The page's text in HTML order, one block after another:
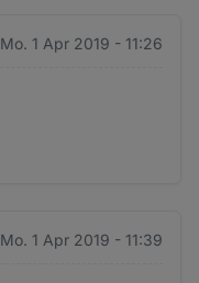
Mo. 1 Apr 2019 - 11:26
Mo. 1 Apr 2019 - 11:39